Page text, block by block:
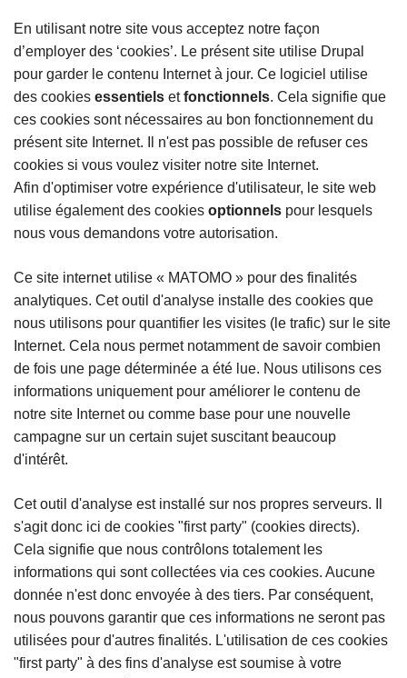
En utilisant notre site vous acceptez notre façon
d’employer des ‘cookies’. Le présent site utilise Drupal
pour garder le contenu Internet à jour. Ce logiciel utilise
des cookies essentiels etfonctionnels. Cela signifie que
ces cookies sont nécessaires au bon fonctionnement du
présent site Internet. Il n'est pas possible de refuser ces
cookies si vous voulez visiter notre site Internet.
Afin d'optimiser votre expérience d'utilisateur, le site web
utilise également des cookies optionnels pour lesquels
nous vous demandons votre autorisation.
Ce site internet utilise « MATOMO » pour des finalités
analytiques. Cet outil d'analyse installe des cookies que
nous utilisons pour quantifier les visites (le trafic) sur le site
Internet. Cela nous permet notamment de savoir combien
de fois une page déterminée a été lue. Nous utilisons ces
informations uniquement pour améliorer le contenu de
notre site Internet ou comme base pour une nouvelle
campagne sur un certain sujet suscitant beaucoup
d'intérêt.
Cet outil d'analyse est installé sur nos propres serveurs. Il
s'agit donc ici de cookies "first party" (cookies directs).
Cela signifie que nous contrôlons totalement les
informations qui sont collectées via ces cookies. Aucune
donnée n'est donc envoyée à des tiers. Par conséquent,
nous pouvons garantir que ces informations ne seront pas
utilisées pour d'autres finalités. L'utilisation de ces cookies
"first party" à des fins d'analyse est soumise à votre